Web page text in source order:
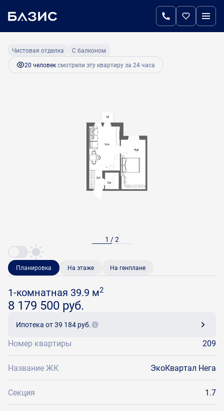
1-комнатная 8 179 500 руб.
Ипотекаот 39 184 руб.
Чистовая отделка
С балконом
20 человексмотрели эту квартиру за 24 часа
1 / 2
Планировка На этаже На генплане
1-комнатная 39.9 м2
8 179 500 руб.
Ипотека от 39 184 руб.
Номер квартиры 209
Название ЖК ЭкоКвартал Нега
Секция 1.7